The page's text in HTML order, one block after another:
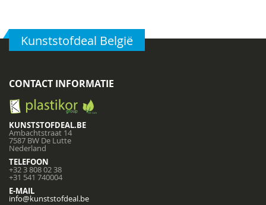
Kunststofdeal België
CONTACT INFORMATIE
KUNSTSTOFDEAL.BE
Ambachtstraat 14
7587 BW De Lutte
Nederland
TELEFOON
+32 3 808 02 38
+31 541 740004
E-MAIL
info@kunststofdeal.be